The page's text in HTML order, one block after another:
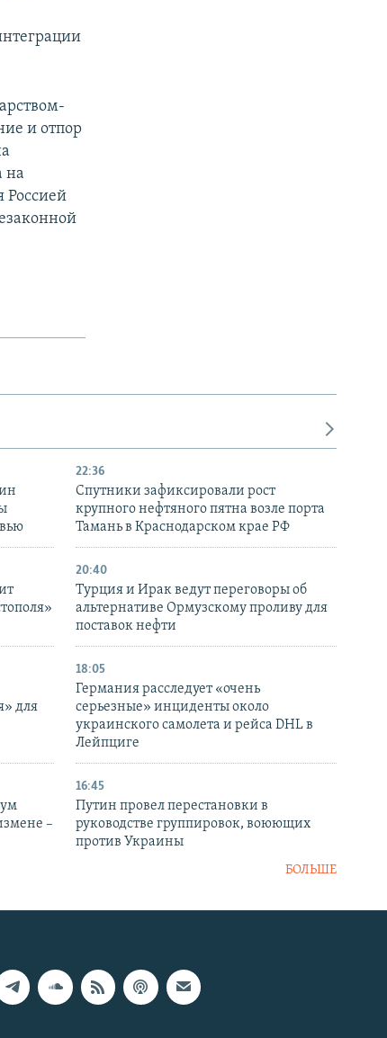
и отпор
на
Россией
22:36
Спутники зафиксировали рост
крупного нефтяного пятна возле порта
Тамань в Краснодарском крае РФ
20:40
Турция и Ирак ведут переговоры об
альтернативе Ормузскому проливу для
поставок нефти
для
18:05
Германия расследует «очень
серьезные» инциденты около
украинского самолета и рейса DHL в
Лейпциге
–
16:45
Путин провел перестановки в
руководстве группировок, воюющих
против Украины
БОЛЬШЕ